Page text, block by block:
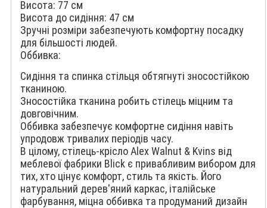
Висота: 77 см
Висота до сидіння: 47 см
Зручні розміри забезпечують комфортну посадку
для більшості людей.
Оббивка:
Сидіння та спинка стільця обтягнуті зносостійкою
тканиною.
Зносостійка тканина робить стілець міцним та
довговічним.
Оббивка забезпечує комфортне сидіння навіть
упродовж тривалих періодів часу.
В цілому, стілець-крісло Alex Walnut & Kvins від
меблевої фабрики Blick є привабливим вибором для
тих, хто цінує комфорт, стиль та якість. Його
натуральний дерев'яний каркас, італійське
фарбування, міцна оббивка та продуманий дизайн